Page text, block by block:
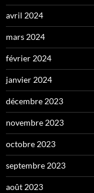
avril 2024
mars 2024
février 2024
janvier 2024
décembre 2023
novembre 2023
octobre 2023
septembre 2023
août 2023